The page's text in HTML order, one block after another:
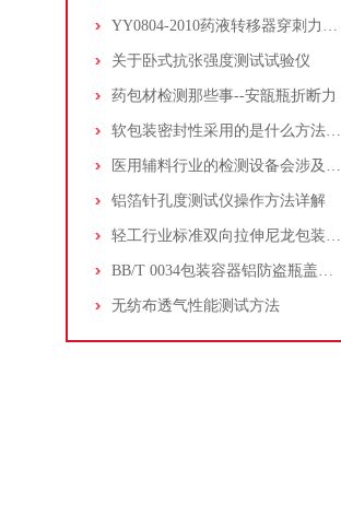
YY0804-2010药液转移器穿刺力测试仪
关于卧式抗张强度测试试验仪
药包材检测那些事--安瓿瓶折断力
软包装密封性采用的是什么方法测量呢？
医用辅料行业的检测设备会涉及到哪些呢？
铝箔针孔度测试仪操作方法详解
轻工行业标准双向拉伸尼龙包装袋的物理性能测试
BB/T 0034包装容器铝防盗瓶盖扭力测试
无纺布透气性能测试方法